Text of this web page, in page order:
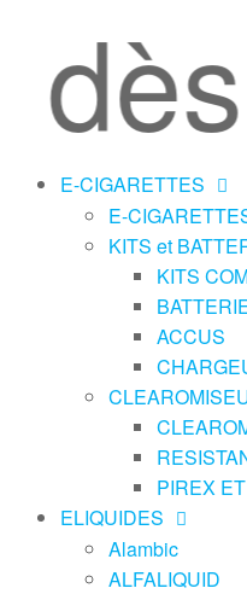
E-CIGARETTES
E-
KITS et
KITS
ACCUS
PIREX
ELIQUIDES
Alambic
ALFALIQUID